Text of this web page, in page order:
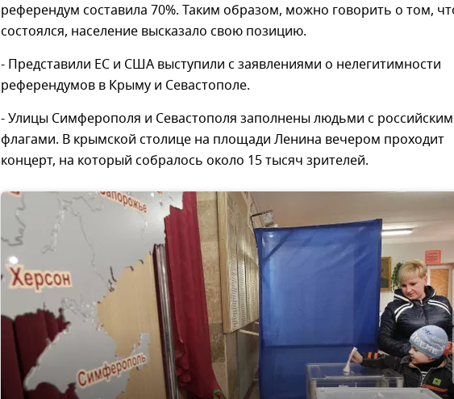
референдум составила 70%. Таким образом, можно говорить о том,
состоялся, население высказало свою позицию.
- Представили ЕС и США выступили с заявлениями о нелегитимности
референдумов в Крыму и Севастополе.
- Улицы Симферополя и Севастополя заполнены людьми с
флагами. В крымской столице на площади Ленина вечером проходит
концерт, на который собралось около 15 тысяч зрителей.